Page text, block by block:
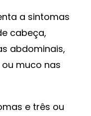
a sintomas
cabeça,
abdominais,
muco nas
e três ou